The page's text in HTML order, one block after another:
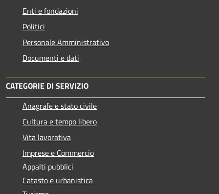
Enti e fondazioni
Politici
Personale Amministrativo
Documenti e dati
CATEGORIE DI SERVIZIO
Anagrafe e stato civile
Cultura e tempo libero
Vita lavorativa
Imprese e Commercio
Appalti pubblici
Catasto e urbanistica